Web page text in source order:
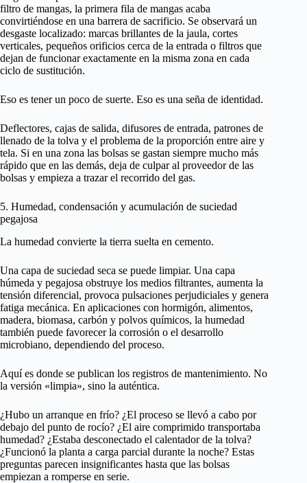
filtro de mangas, la primera fila de mangas acaba
convirtiéndose en una barrera de sacrificio. Se observará un
desgaste localizado: marcas brillantes de la jaula, cortes
verticales, pequeños orificios cerca de la entrada o filtros que
dejan de funcionar exactamente en la misma zona en cada
ciclo de sustitución.
Eso es tener un poco de suerte. Eso es una seña de identidad.
Deflectores, cajas de salida, difusores de entrada, patrones de
llenado de la tolva y el problema de la proporción entre aire y
tela. Si en una zona las bolsas se gastan siempre mucho más
rápido que en las demás, deja de culpar al proveedor de las
bolsas y empieza a trazar el recorrido del gas.
5. Humedad, condensación y acumulación de suciedad
pegajosa
La humedad convierte la tierra suelta en cemento.
Una capa de suciedad seca se puede limpiar. Una capa
húmeda y pegajosa obstruye los medios filtrantes, aumenta la
tensión diferencial, provoca pulsaciones perjudiciales y genera
fatiga mecánica. En aplicaciones con hormigón, alimentos,
madera, biomasa, carbón y polvos químicos, la humedad
también puede favorecer la corrosión o el desarrollo
microbiano, dependiendo del proceso.
Aquí es donde se publican los registros de mantenimiento. No
la versión «limpia», sino la auténtica.
¿Hubo un arranque en frío? ¿El proceso se llevó a cabo por
debajo del punto de rocío? ¿El aire comprimido transportaba
humedad? ¿Estaba desconectado el calentador de la tolva?
¿Funcionó la planta a carga parcial durante la noche? Estas
preguntas parecen insignificantes hasta que las bolsas
empiezan a romperse en serie.